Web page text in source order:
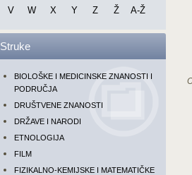
V
W X Y Z Ž A-Ž
Struke
BIOLOŠKE I MEDICINSKE ZNANOSTI I
PODRUČJA
DRUŠTVENE ZNANOSTI
DRŽAVE I NARODI
ETNOLOGIJA
FILM
FIZIKALNO-KEMIJSKE I MATEMATIČKE